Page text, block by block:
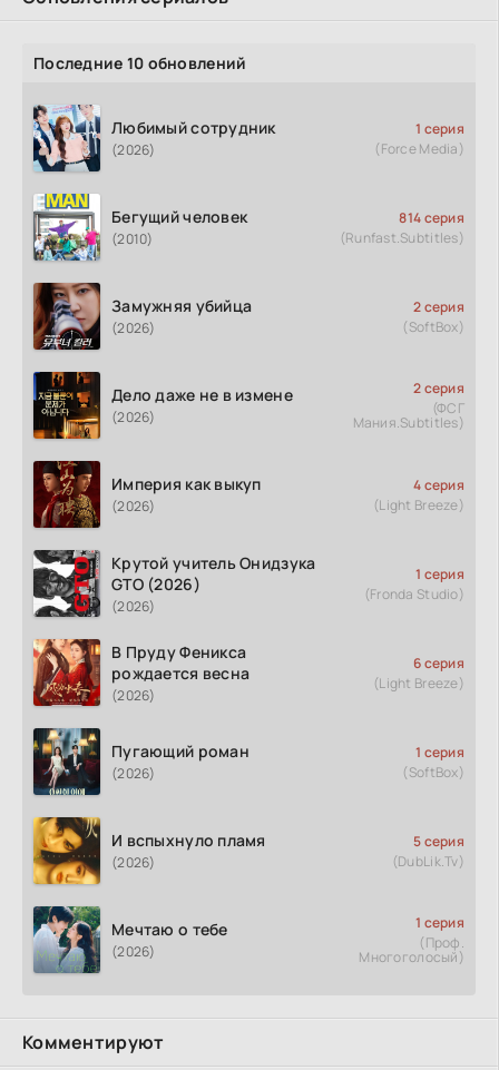
Последние 10 обновлений
Любимый сотрудник
(2026)
1 серия
(Force Media)
Бегущий человек
(2010)
814 серия
(Runfast.Subtitles)
Замужняя убийца
(2026)
2 серия
(SoftBox)
Дело даже не в измене
(2026)
2 серия
(ФСГ
Мания.Subtitles)
Империя как выкуп
(2026)
4 серия
(Light Breeze)
Крутой учитель Онидзука
GTO (2026)
(2026)
1 серия
(Fronda Studio)
В Пруду Феникса
рождается весна
(2026)
6 серия
(Light Breeze)
Пугающий роман
(2026)
1 серия
(SoftBox)
И вспыхнуло пламя
(2026)
5 серия
(DubLik.Tv)
Мечтаю о тебе
(2026)
1 серия
(Проф.
Многоголосый)
Комментируют